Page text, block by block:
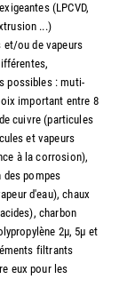
(LPCVD,
...)
et/ou de vapeurs
possibles : muti-
important entre 8
cuivre (particules
et vapeurs
à la corrosion),
pompes
d'eau), chaux
charbon
2µ, 5µ et
filtrants
eux pour les